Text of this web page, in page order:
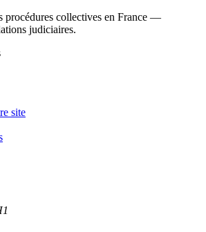
procédures collectives en France —
judiciaires.
site